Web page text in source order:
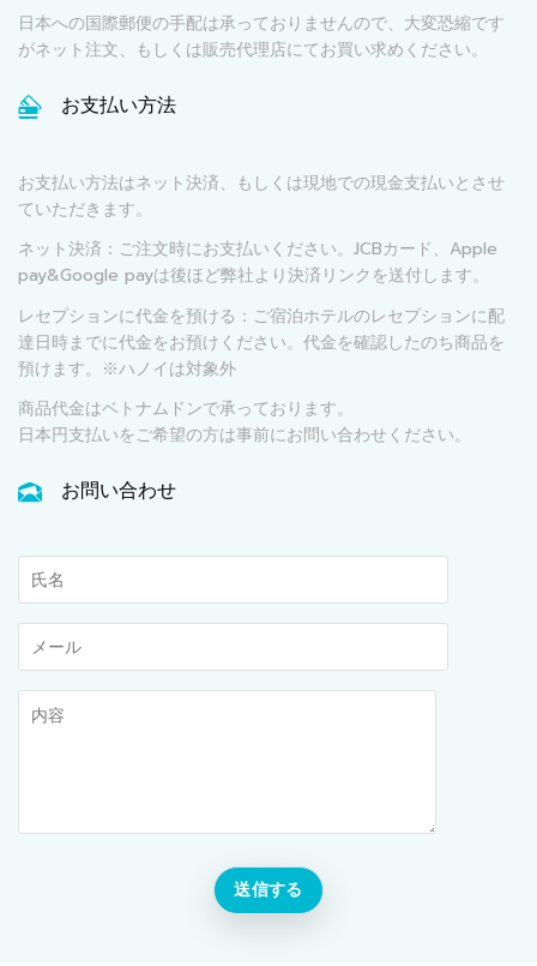
日本への国際郵便の手配は承っておりませんので、大変恐縮です
がネット注文、もしくは販売代理店にてお買い求めください。
お支払い方法
お支払い方法はネット決済、もしくは現地での現金支払いとさせ
ていただきます。
ネット決済：ご注文時にお支払いください。JCBカード、Apple
pay&Google payは後ほど弊社より決済リンクを送付します。
レセプションに代金を預ける：ご宿泊ホテルのレセプションに配
達日時までに代金をお預けください。代金を確認したのち商品を
預けます。※ハノイは対象外
商品代金はベトナムドンで承っております。
日本円支払いをご希望の方は事前にお問い合わせください。
お問い合わせ